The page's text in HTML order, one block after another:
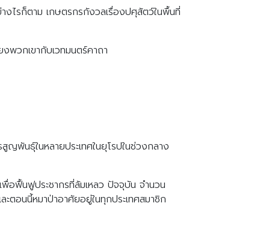
ไรก็ตาม เกษตรกรกังวลเรื่องปศุสัตว์ในพื้นที่
พวกเขากับเวทมนตร์คาถา
พันธุ์ในหลายประเทศในยุโรปในช่วงกลาง
อฟื้นฟูประชากรที่ล้มเหลว ปัจจุบัน จำนวน
อนนี้หมาป่าอาศัยอยู่ในทุกประเทศสมาชิก